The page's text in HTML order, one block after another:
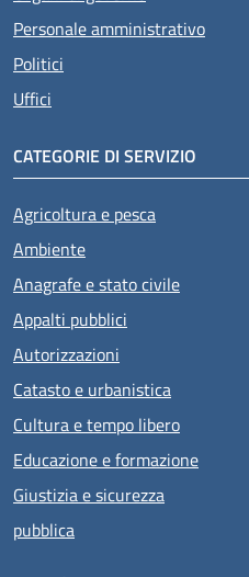
Personale amministrativo
Politici
Uffici
CATEGORIE DI SERVIZIO
Agricoltura e pesca
Ambiente
Anagrafe e stato civile
Appalti pubblici
Autorizzazioni
Catasto e urbanistica
Cultura e tempo libero
Educazione e formazione
Giustizia e sicurezza
pubblica